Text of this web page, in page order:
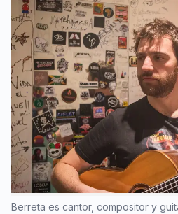
Berreta es cantor, compositor y